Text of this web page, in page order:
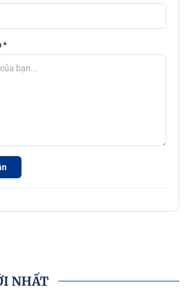
*
NHẤT